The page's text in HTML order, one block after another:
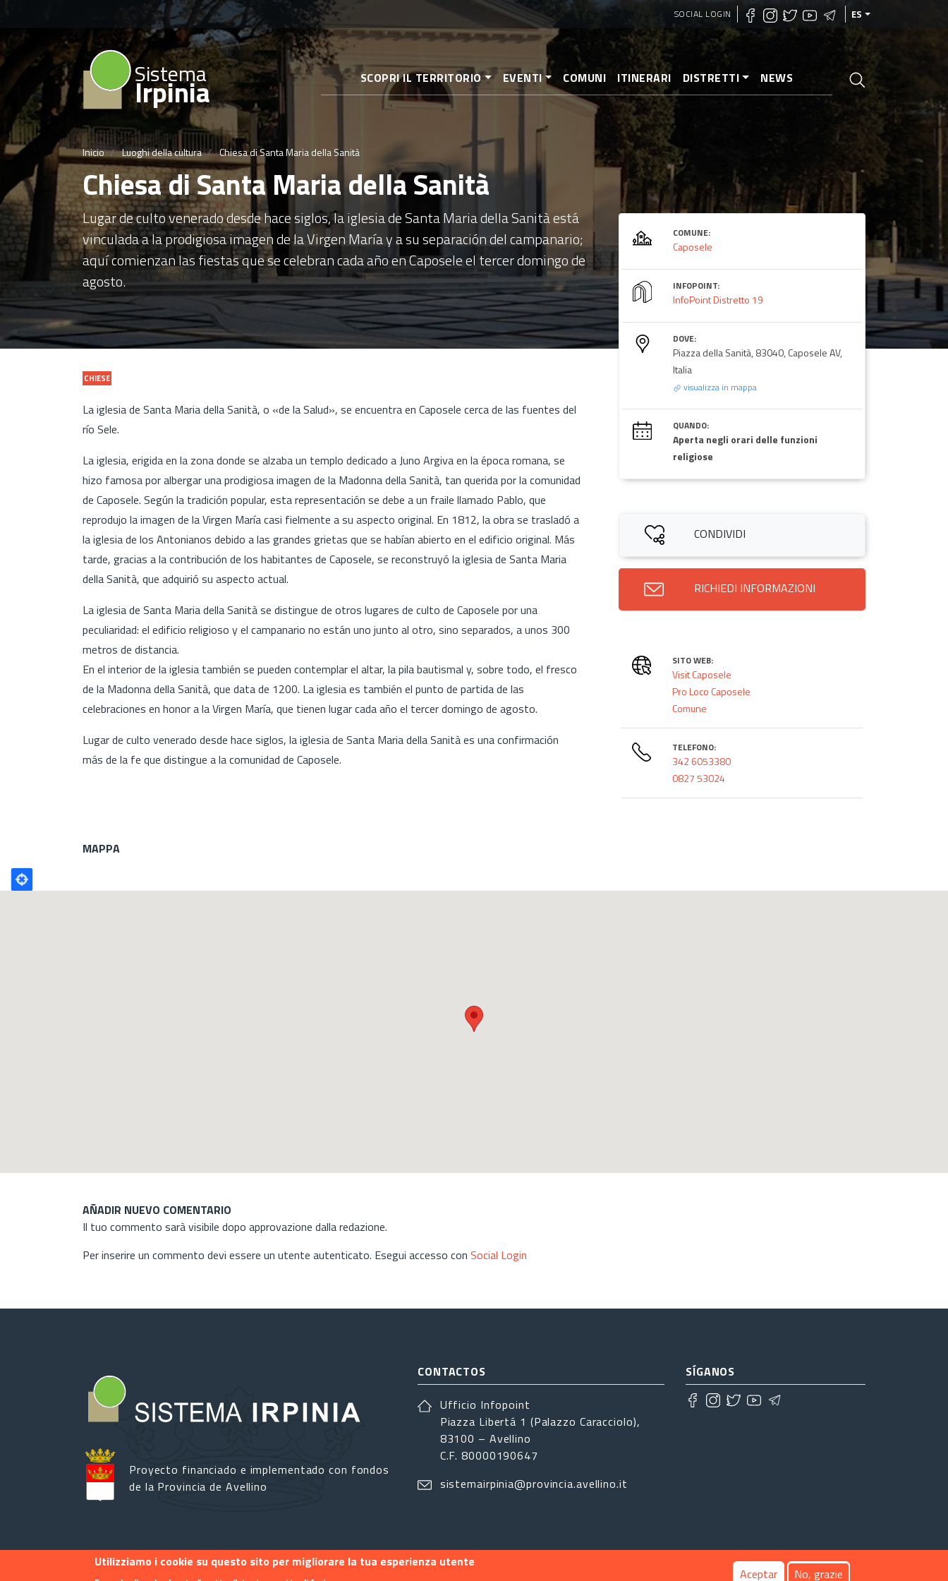
Pasar
al
contenido
SOCIAL LOGIN ES
Sistema
Irpinia SCOPRI IL TERRITORIO EVENTI COMUNI ITINERARI DISTRETTI NEWS
Inicio Luoghi della cultura Chiesa di Santa Maria della Sanità
Chiesa di Santa Maria della Sanità
Lugar de culto venerado desde hace siglos, la iglesia de Santa Maria della Sanità está
vinculada a la prodigiosa imagen de la Virgen María y a su separación del campanario;
aquí comienzan las fiestas que se celebran cada año en Caposele el tercer domingo de
agosto.
CHIESE
La iglesia de Santa Maria della Sanità, o «de la Salud», se encuentra en Caposele cerca de las fuentes del
río Sele.
La iglesia, erigida en la zona donde se alzaba un templo dedicado a Juno Argiva en la época romana, se
hizo famosa por albergar una prodigiosa imagen de la Madonna della Sanità, tan querida por la comunidad
de Caposele. Según la tradición popular, esta representación se debe a un fraile llamado Pablo, que
reprodujo la imagen de la Virgen María casi fielmente a su aspecto original. En 1812, la obra se trasladó a
la iglesia de los Antonianos debido a las grandes grietas que se habían abierto en el edificio original. Más
tarde, gracias a la contribución de los habitantes de Caposele, se reconstruyó la iglesia de Santa Maria
della Sanità, que adquirió su aspecto actual.
La iglesia de Santa Maria della Sanità se distingue de otros lugares de culto de Caposele por una
peculiaridad: el edificio religioso y el campanario no están uno junto al otro, sino separados, a unos 300
metros de distancia.
En el interior de la iglesia también se pueden contemplar el altar, la pila bautismal y, sobre todo, el fresco
de la Madonna della Sanità, que data de 1200. La iglesia es también el punto de partida de las
celebraciones en honor a la Virgen María, que tienen lugar cada año el tercer domingo de agosto.
Lugar de culto venerado desde hace siglos, la iglesia de Santa Maria della Sanità es una confirmación
más de la fe que distingue a la comunidad de Caposele.
COMUNE:
Caposele
INFOPOINT:
InfoPoint Distretto 19
DOVE:
Piazza della Sanità, 83040, Caposele AV,
Italia
visualizza in mappa
QUANDO:
Aperta negli orari delle funzioni
religiose
CONDIVIDI
RICHIEDI INFORMAZIONI
SITO WEB:
Visit Caposele
Pro Loco Caposele
Comune
TELEFONO:
342 6053380
0827 53024
MAPPA
Poligono
GEO
AÑADIR NUEVO COMENTARIO
Il tuo commento sarà visibile dopo approvazione dalla redazione.
Per inserire un commento devi essere un utente autenticato. Esegui accesso con Social Login
Proyecto financiado e implementado con fondos
de la Provincia de Avellino
CONTACTOS
Ufficio Infopoint
Piazza Libertá 1 (Palazzo Caracciolo),
83100 – Avellino
C.F. 80000190647
sistemairpinia@provincia.avellino.it
SÍGANOS
Utilizziamo i cookie su questo sito per migliorare la tua esperienza utente
Aceptar No, grazie